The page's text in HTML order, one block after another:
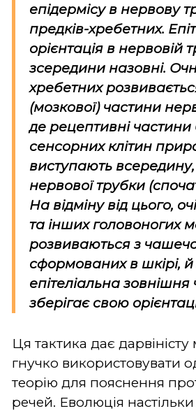
епідермісу в нервову
предків-хребетних.
орієнтація в нервовій
зсередини назовні.
хребетних
(мозкової) частини
де рецептивні частини
сенсорних клітин
виступають всередину,
нервової трубки
На відміну від цього,
та інших головоногих
розвиваються з
сформованих в шкірі, й
епітеліальна зовнішня
зберігає свою
Ця тактика дає дарвіністу
гнучко використовувати
теорію для пояснення
речей. Еволюція